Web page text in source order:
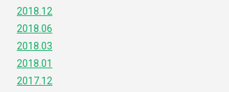
2018.12
2018.06
2018.03
2018.01
2017.12